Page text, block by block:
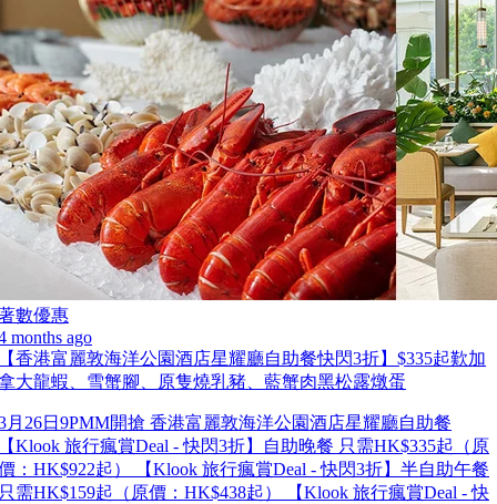
數優惠
months ago
香港富麗敦海洋公園酒店星耀廳自助餐快閃3折】$335起歎加
大龍蝦、雪蟹腳、原隻燒乳豬、藍蟹肉黑松露燉蛋
月26日9PMM開搶 香港富麗敦海洋公園酒店星耀廳自助餐
Klook 旅行瘋賞Deal - 快閃3折】自助晚餐 只需HK$335起（原
：HK$922起） 【Klook 旅行瘋賞Deal - 快閃3折】半自助午餐
需HK$159起（原價：HK$438起） 【Klook 旅行瘋賞Deal - 快